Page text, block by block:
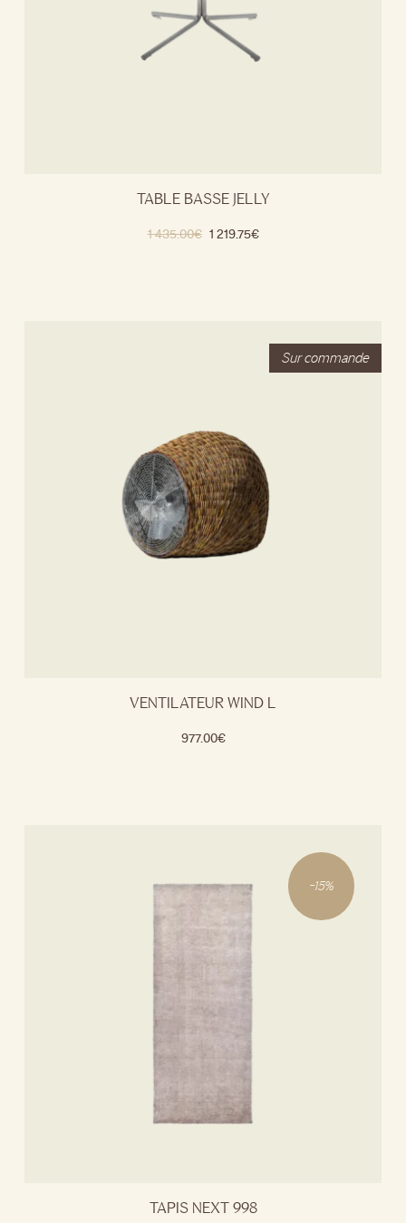
TABLE BASSE JELLY
1 435.00€ 1 219.75€
VENTILATEUR WIND L
977.00€
-15%
TAPIS NEXT 998